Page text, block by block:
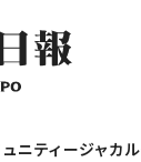
ニティージャカ